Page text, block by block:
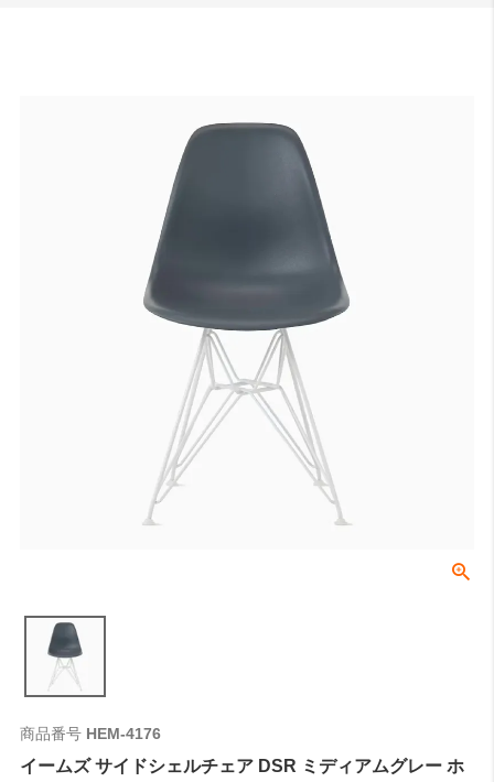
商品番号 HEM-4176
イームズ サイドシェルチェア DSR ミディアムグレー ホ